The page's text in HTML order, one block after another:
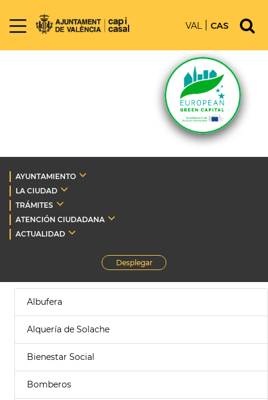
VAL CAS
AYUNTAMIENTO
LA CIUDAD
TRÁMITES
ATENCIÓN CIUDADANA
ACTUALIDAD
Desplegar
Albufera
Alquería de Solache
Bienestar Social
Bomberos